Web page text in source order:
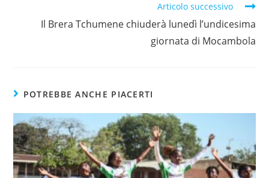
Articolo successivo
Il Brera Tchumene chiuderà lunedì l’undicesima
giornata di Mocambola
POTREBBE ANCHE PIACERTI